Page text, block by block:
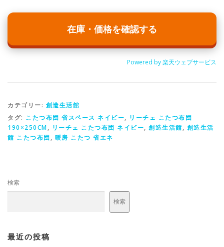
在庫・価格を確認する
Powered by 楽天ウェブサービス
カテゴリー: 創造生活館
タグ: こたつ布団 省スペース ネイビー, リーチェ こたつ布団
190×250CM, リーチェ こたつ布団 ネイビー, 創造生活館, 創造生活
館 こたつ布団, 暖房 こたつ 省エネ
検索
検索
最近の投稿